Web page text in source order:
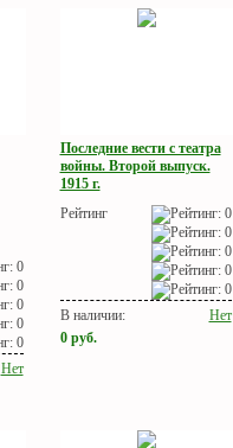
Нет
Последние вести с театра
войны. Второй выпуск.
1915 г.
Рейтинг
В наличии:
Нет
0 руб.